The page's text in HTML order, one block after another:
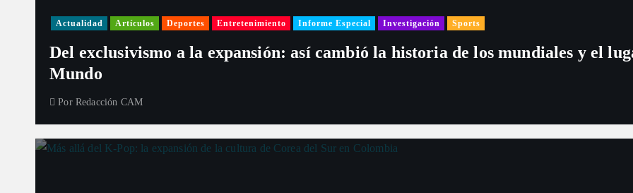
c
n
Actualidad Artículos Deportes Entretenimiento Informe Especial Investigación Sports
Del exclusivismo a la expansión: así cambió la historia de los mundiales y el
Mundo
Por Redacción CAM